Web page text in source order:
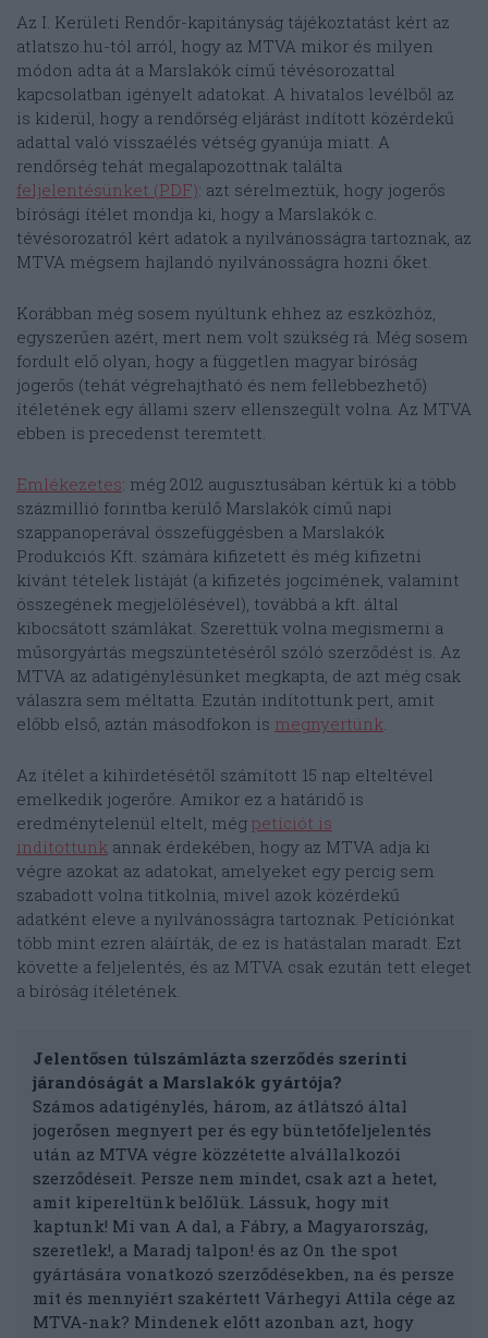
Az I. Kerületi Rendőr-kapitányság tájékoztatást kért az
atlatszo.hu-tól arról, hogy az MTVA mikor és milyen
módon adta át a Marslakók című tévésorozattal
kapcsolatban igényelt adatokat. A hivatalos levélből az
is kiderül, hogy a rendőrség eljárást indított közérdekű
adattal való visszaélés vétség gyanúja miatt. A
rendőrség tehát megalapozottnak találta
feljelentésünket (PDF): azt sérelmeztük, hogy jogerős
bírósági ítélet mondja ki, hogy a Marslakók c.
tévésorozatról kért adatok a nyilvánosságra tartoznak, az
MTVA mégsem hajlandó nyilvánosságra hozni őket.
Korábban még sosem nyúltunk ehhez az eszközhöz,
egyszerűen azért, mert nem volt szükség rá. Még sosem
fordult elő olyan, hogy a független magyar bíróság
jogerős (tehát végrehajtható és nem fellebbezhető)
ítéletének egy állami szerv ellenszegült volna. Az MTVA
ebben is precedenst teremtett.
Emlékezetes: még 2012 augusztusában kértük ki a több
százmillió forintba kerülő Marslakók című napi
szappanoperával összefüggésben a Marslakók
Produkciós Kft. számára kifizetett és még kifizetni
kívánt tételek listáját (a kifizetés jogcímének, valamint
összegének megjelölésével), továbbá a kft. által
kibocsátott számlákat. Szerettük volna megismerni a
műsorgyártás megszüntetéséről szóló szerződést is. Az
MTVA az adatigénylésünket megkapta, de azt még csak
válaszra sem méltatta. Ezután indítottunk pert, amit
előbb első, aztán másodfokon is megnyertünk.
Az ítélet a kihirdetésétől számított 15 nap elteltével
emelkedik jogerőre. Amikor ez a határidő is
eredménytelenül eltelt, még petíciót is
indítottunk annak érdekében, hogy az MTVA adja ki
végre azokat az adatokat, amelyeket egy percig sem
szabadott volna titkolnia, mivel azok közérdekű
adatként eleve a nyilvánosságra tartoznak. Petíciónkat
több mint ezren aláírták, de ez is hatástalan maradt. Ezt
követte a feljelentés, és az MTVA csak ezután tett eleget
a bíróság ítéletének.
Jelentősen túlszámlázta szerződés szerinti
járandóságát a Marslakók gyártója?
Számos adatigénylés, három, az átlátszó által
jogerősen megnyert per és egy büntetőfeljelentés
után az MTVA végre közzétette alvállalkozói
szerződéseit. Persze nem mindet, csak azt a hetet,
amit kipereltünk belőlük. Lássuk, hogy mit
kaptunk! Mi van A dal, a Fábry, a Magyarország,
szeretlek!, a Maradj talpon! és az On the spot
gyártására vonatkozó szerződésekben, na és persze
mit és mennyiért szakértett Várhegyi Attila cége az
MTVA-nak? Mindenek előtt azonban azt, hogy